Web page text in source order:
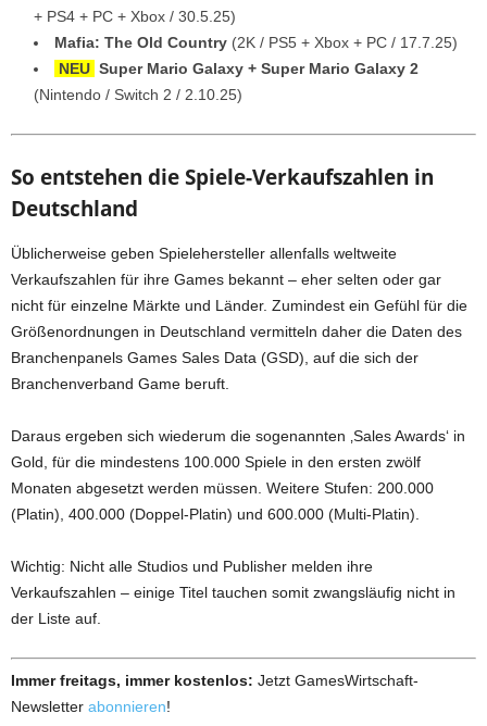
+ PS4 + PC + Xbox / 30.5.25)
Mafia: The Old Country (2K / PS5 + Xbox + PC / 17.7.25)
NEU Super Mario Galaxy + Super Mario Galaxy 2
(Nintendo / Switch 2 / 2.10.25)
So entstehen die Spiele-Verkaufszahlen in
Deutschland
Üblicherweise geben Spielehersteller allenfalls weltweite
Verkaufszahlen für ihre Games bekannt – eher selten oder gar
nicht für einzelne Märkte und Länder. Zumindest ein Gefühl für die
Größenordnungen in Deutschland vermitteln daher die Daten des
Branchenpanels Games Sales Data (GSD), auf die sich der
Branchenverband Game beruft.
Daraus ergeben sich wiederum die sogenannten ‚Sales Awards‘ in
Gold, für die mindestens 100.000 Spiele in den ersten zwölf
Monaten abgesetzt werden müssen. Weitere Stufen: 200.000
(Platin), 400.000 (Doppel-Platin) und 600.000 (Multi-Platin).
Wichtig: Nicht alle Studios und Publisher melden ihre
Verkaufszahlen – einige Titel tauchen somit zwangsläufig nicht in
der Liste auf.
Immer freitags, immer kostenlos: Jetzt GamesWirtschaft-
Newsletter abonnieren!